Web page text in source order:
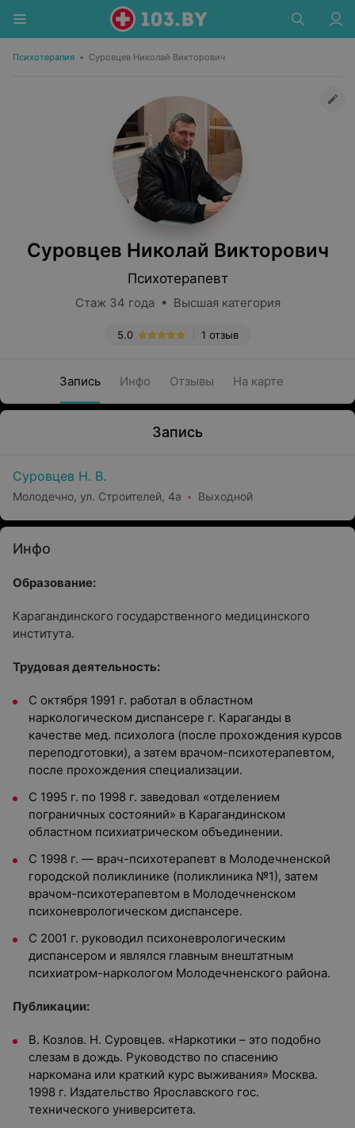
Психотерапия • Суровцев Николай Викторович
Суровцев Николай Викторович
Психотерапевт
Стаж 34 года • Высшая категория
1 отзыв
5.0
Запись Инфо Отзывы На карте
Запись
Суровцев Н. В.
Молодечно, ул. Строителей, 4а Выходной
Инфо
Образование:
Карагандинского государственного медицинского
института.
Трудовая деятельность:
С октября 1991 г. работал в областном
наркологическом диспансере г. Караганды в
качестве мед. психолога (после прохождения курсов
переподготовки), а затем врачом-психотерапевтом,
после прохождения специализации.
С 1995 г. по 1998 г. заведовал «отделением
пограничных состояний» в Карагандинском
областном психиатрическом объединении.
С 1998 г. — врач-психотерапевт в Молодечненской
городской поликлинике (поликлиника №1), затем
врачом-психотерапевтом в Молодечненском
психоневрологическом диспансере.
С 2001 г. руководил психоневрологическим
диспансером и являлся главным внештатным
психиатром-наркологом Молодечненского района.
Публикации:
В. Козлов. Н. Суровцев. «Наркотики – это подобно
слезам в дождь. Руководство по спасению
наркомана или краткий курс выживания» Москва.
1998 г. Издательство Ярославского гос.
технического университета.